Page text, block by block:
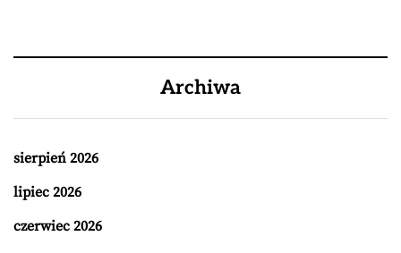
Archiwa
sierpień 2026
lipiec 2026
czerwiec 2026